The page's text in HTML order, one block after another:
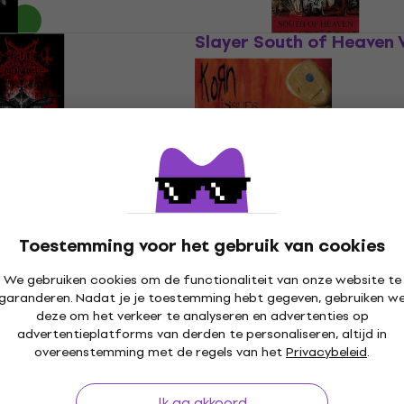
Toestemming voor het gebruik van cookies
We gebruiken cookies om de functionaliteit van onze website te
Nadat je je toestemming hebt gegeven, gebruiken
deze om het verkeer te analyseren en advertenties op
advertentieplatforms van derden te personaliseren, altijd in
overeenstemming met de regels van hetPrivacybeleid.
Vlag Slayer South of Heaven
Vlag/poster
€ 30,20
Op voorraad
Baphomet Vlag Korn Issues Vlag
Vlag/poster
Op voorraad
Painkiller Vlag Ozzy Osbourne The
Sin Vlag
Vlag/poster
5/5